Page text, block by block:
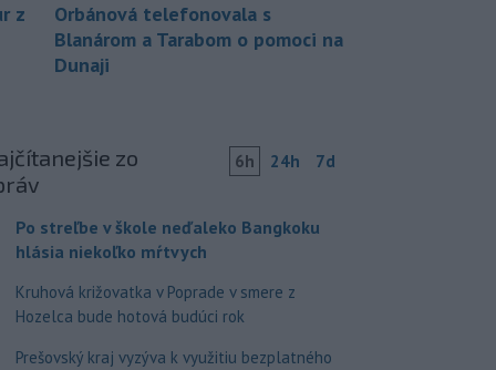
z
Orbánová telefonovala s
Blanárom a Tarabom o pomoci na
Dunaji
zo
6h 24h 7d
Po streľbe v škole neďaleko Bangkoku
hlásia niekoľko mŕtvych
Kruhová križovatka v Poprade v smere z
Hozelca bude hotová budúci rok
Prešovský kraj vyzýva k využitiu bezplatného